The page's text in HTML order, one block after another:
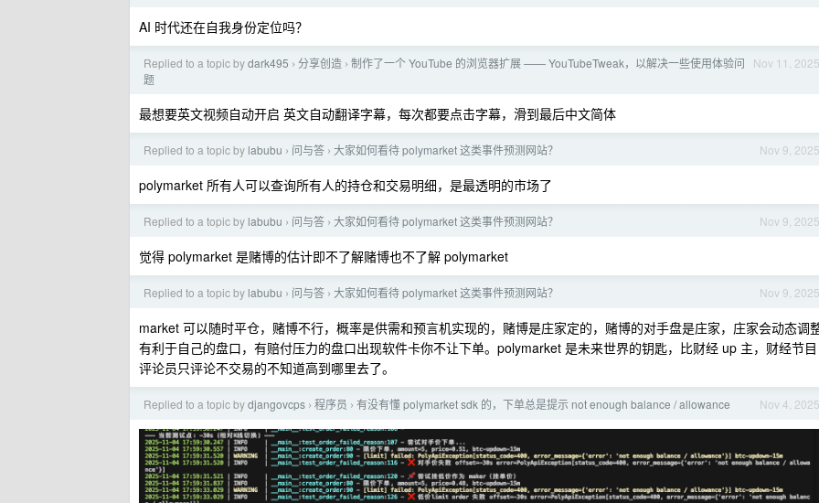
AI 时代还在自我身份定位吗？
Nov 11, 2025
Replied to a topic bydark495 › 分享创造 › 制作了一个 YouTube 的浏览器扩展 —— YouTubeTweak，以解决一些使用体验问
题
最想要英文视频自动开启 英文自动翻译字幕，每次都要点击字幕，滑到最后中文简体
Nov 9, 2025
Replied to a topic by labubu › 问与答 › 大家如何看待 polymarket 这类事件预测网站？
polymarket 所有人可以查询所有人的持仓和交易明细，是最透明的市场了
Nov 9, 2025
Replied to a topic by labubu › 问与答 › 大家如何看待 polymarket 这类事件预测网站？
觉得 polymarket 是赌博的估计即不了解赌博也不了解 polymarket
Nov 9, 2025
Replied to a topic by labubu › 问与答 › 大家如何看待 polymarket 这类事件预测网站？
market 可以随时平仓，赌博不行，概率是供需和预言机实现的，赌博是庄家定的，赌博的对手盘是庄家，庄家会动态调
有利于自己的盘口，有赔付压力的盘口出现软件卡你不让下单。polymarket 是未来世界的钥匙，比财经 up 主，财经节目
评论员只评论不交易的不知道高到哪里去了。
Nov 4, 2025
Replied to a topic bydjangovcps › 程序员 › 有没有懂 polymarket sdk 的，下单总是提示 not enough balance / allowance